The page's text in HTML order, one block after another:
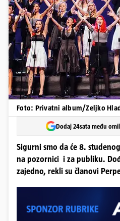
Foto: Privatni album/Zeljko
Dodaj 24sata među
Sigurni smo da će 8.
na pozornici i za publiku.
zajedno, rekli su članovi